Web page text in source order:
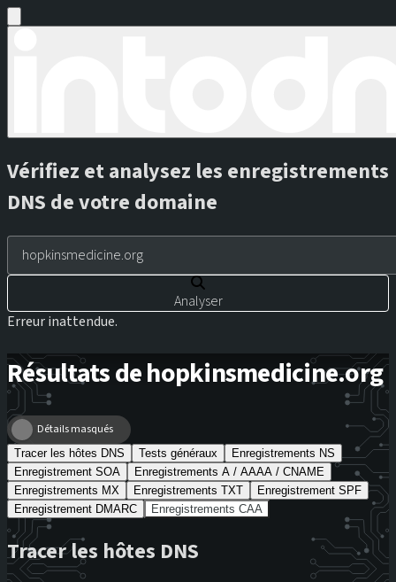
Vérifiez et analysez les enregistrements
DNS de votre domaine
Analyser
Erreur inattendue.
Résultats de hopkinsmedicine.org
Détails masqués
Tracer les hôtes DNS Tests généraux
Enregistrements NS
Enregistrement SOA
Enregistrements A / AAAA / CNAME
Enregistrements MX
Enregistrements TXT
Enregistrement SPF
Enregistrement DMARC
Enregistrements CAA
Tracer les hôtes DNS